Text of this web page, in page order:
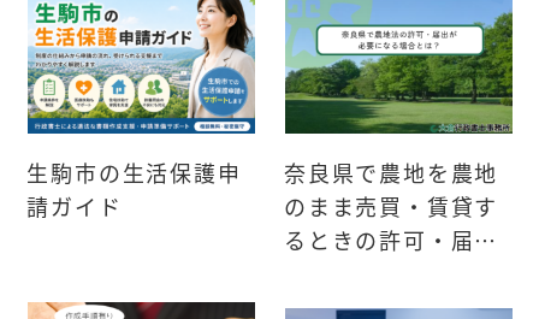
生駒市の生活保護申
請ガイド
奈良県で農地を農地
のまま売買・賃貸す
るときの許可・届出